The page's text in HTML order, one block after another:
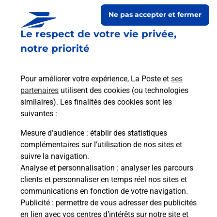
Le respect de votre vie privée,
notre priorité
Pour améliorer votre expérience, La Poste et ses
partenaires utilisent des cookies (ou technologies
similaires). Les finalités des cookies sont les
suivantes :
Mesure d’audience : établir des statistiques
complémentaires sur l’utilisation de nos sites et
suivre la navigation.
Analyse et personnalisation : analyser les parcours
clients et personnaliser en temps réel nos sites et
communications en fonction de votre navigation.
Publicité : permettre de vous adresser des publicités
en lien avec vos centres d’intérêts sur notre site et
Ne pas accepter et fermer
Collecte du courrier aujourd'hui à 09h00
8 Place Du General Leclerc
91580 Auvers Saint Georges
Itinéraire
Le lien s'ouvre dans un nouvel onglet